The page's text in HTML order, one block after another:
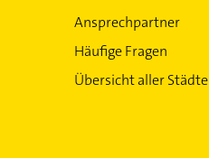
Ansprechpartner
Häufige Fragen
Übersicht aller Städte